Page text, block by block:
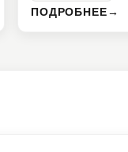
ПОДРОБНЕЕ→